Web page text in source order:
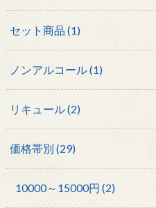
セット商品 (1)
ノンアルコール(1)
リキュール(2)
価格帯別 (29)
10000～15000円 (2)